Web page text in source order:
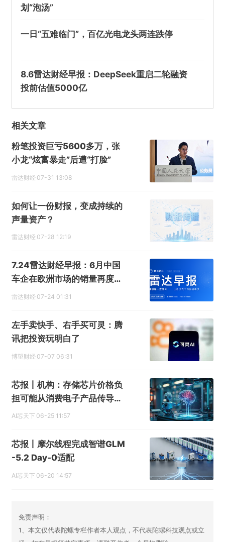
划“泡汤”
一日“五难临门”，百亿光电龙头两连跌停
8.6雷达财经早报：DeepSeek重启二轮融资
投前估值5000亿
相关文章
粉笔投资巨亏5600多万，张
小龙“炫富暴走”后遭“打脸”
雷达财经 07-31 13:08
如何让一份财报，变成持续的
声量资产？
雷达财经 07-28 12:19
7.24雷达财经早报：6月中国
车企在欧洲市场的销量再度大
幅攀升
雷达财经 07-24 01:31
左手卖快手、右手买可灵：腾
讯把投资玩明白了
博望财经 07-07 06:31
芯报丨机构：存储芯片价格负
担可能从消费电子产品传导至
AI
AI芯天下 06-25 11:57
芯报丨摩尔线程完成智谱GLM
-5.2 Day-0适配
AI芯天下 06-20 14:57
免责声明：
1、本文仅代表陀螺专栏作者本人观点，不代表陀螺科技观点或立